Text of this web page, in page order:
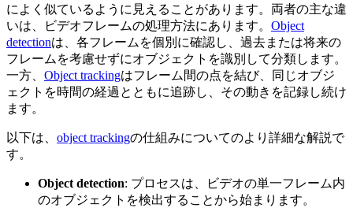
によく似ているように見えることがあります。両者の主な違
いは、ビデオフレームの処理方法にあります。 Object
detectionは、各フレームを個別に確認し、過去または将来の
フレームを考慮せずにオブジェクトを識別して分類します。
一方、 Object trackingはフレーム間の点を結び、同じオブジ
ェクトを時間の経過とともに追跡し、その動きを記録し続け
ます。
以下は、 object trackingの仕組みについてのより詳細な解説で
す。
Object detection: プロセスは、ビデオの単一フレーム内
のオブジェクトを検出することから始まります。